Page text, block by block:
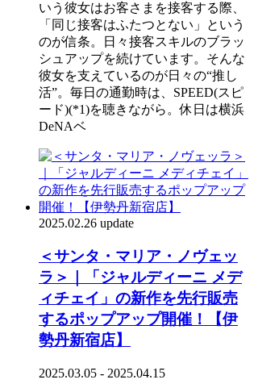
いう彼女はお客さまを接客する際、
「同じ接客はふたつとない」という
のが信条。日々接客スキルのブラッ
シュアップを続けています。そんな
彼女を支えているのが日々の“推し
活”。毎日の通勤時は、SPEED(スピ
ード)(*1)を聴きながら。休日は横浜
DeNAベ
2025.02.26 update
＜サンタ・マリア・ノヴェッ
ラ＞｜「ジャルディーニ メデ
ィチェイ」の新作を先行販売
するポップアップ開催！【伊
勢丹新宿店】
2025.03.05 - 2025.04.15